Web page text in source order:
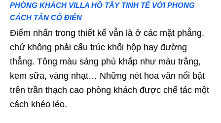
PHÒNG KHÁCH VILLA HỒ TÂY TINH TẾ VỚI PHONG
CÁCH TÂN CỔ ĐIỂN
Điểm nhấn trong thiết kế vẫn là ở các mặt phẳng,
chứ không phải cấu trúc khối hộp hay đường
thẳng. Tông màu sáng phủ khắp như màu trắng,
kem sữa, vàng nhạt… Những nét hoa văn nổi bật
trên trần thạch cao phòng khách được chế tác một
cách khéo léo.